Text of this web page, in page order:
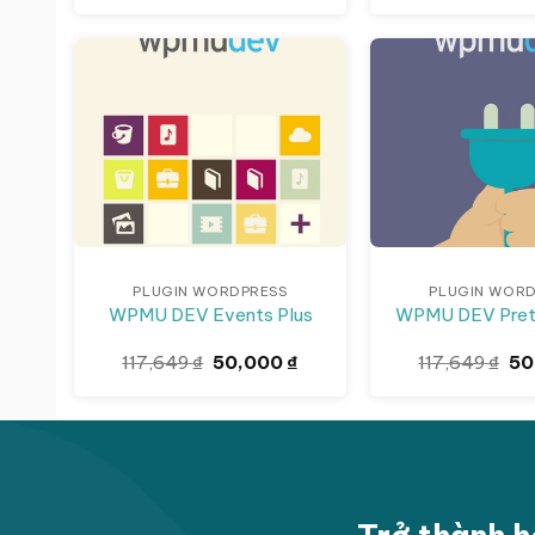
Giảm giá!
PLUGIN WORDPRESS
WPMU DEV Events Plus
117,649₫ Giá
117,649 ₫.
50,000 ₫Giá
là:
Giảm giá!
PLUGIN
WPMU DEV
117,649₫ Giá